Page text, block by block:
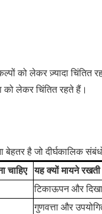
को लेकर ज़्यादा चिंतित
को लेकर चिंतित रहते हैं।
है जो दीर्घकालिक
चाहिए
यह क्यों मायने
टिकाऊपन और
गुणवत्ता और